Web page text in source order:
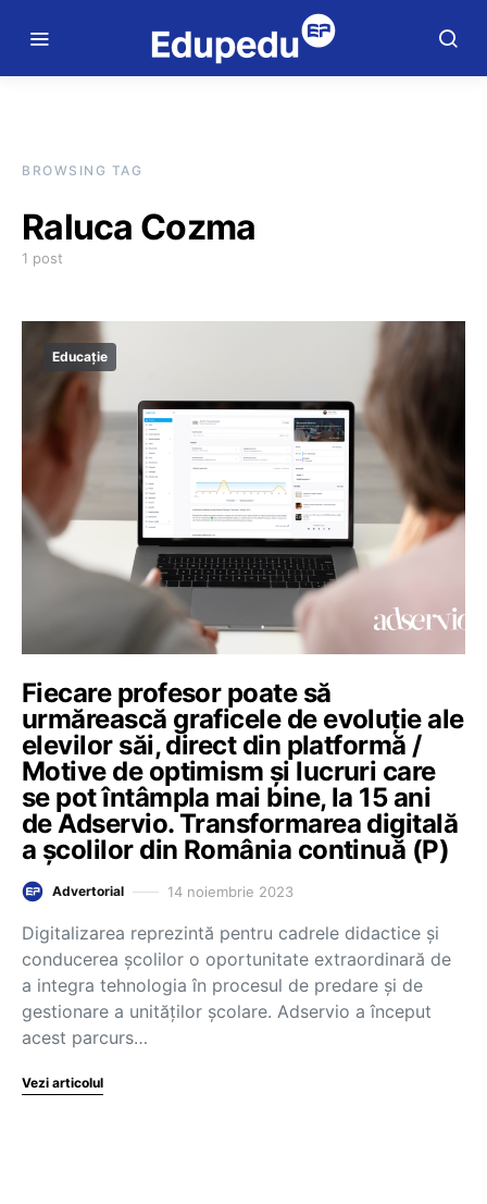
BROWSING TAG
Raluca Cozma
1 post
Educație
Fiecare profesor poate să
urmărească graficele de evoluție ale
elevilor săi, direct din platformă /
Motive de optimism și lucruri care
se pot întâmpla mai bine, la 15 ani
de Adservio. Transformarea digitală
a școlilor din România continuă (P)
Advertorial 14 noiembrie 2023
Digitalizarea reprezintă pentru cadrele didactice și
conducerea școlilor o oportunitate extraordinară de
a integra tehnologia în procesul de predare și de
gestionare a unităților școlare. Adservio a început
acest parcurs…
Vezi articolul